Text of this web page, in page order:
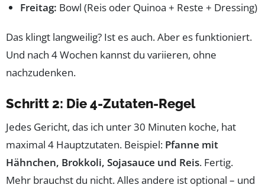
Freitag: Bowl (Reis oder Quinoa + Reste + Dressing)
Das klingt langweilig? Ist es auch. Aber es funktioniert.
Und nach 4 Wochen kannst du variieren, ohne
nachzudenken.
Schritt 2: Die 4-Zutaten-Regel
Jedes Gericht, das ich unter 30 Minuten koche, hat
maximal 4 Hauptzutaten. Beispiel: Pfanne mit
Hähnchen, Brokkoli, Sojasauce und Reis. Fertig.
Mehr brauchst du nicht. Alles andere ist optional – und